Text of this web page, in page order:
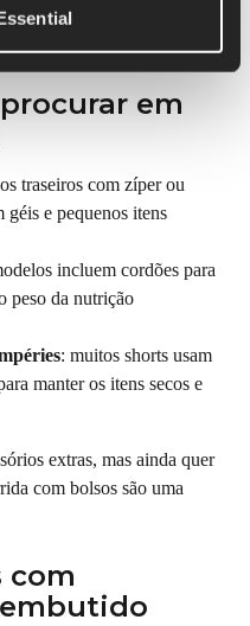
géis, garrafas
em
traseiros com zíper ou
géis e pequenos itens
incluem cordões para
peso da nutrição
: muitos shorts usam
manter os itens secos e
extras, mas ainda quer
com bolsos são uma
com